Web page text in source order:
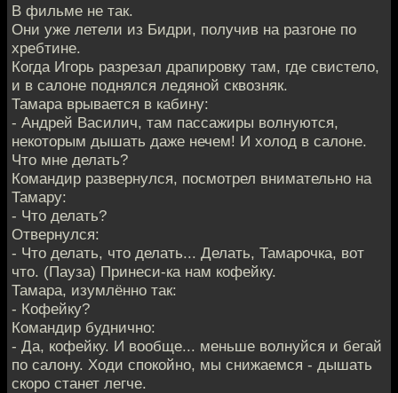
В фильме не так.
Они уже летели из Бидри, получив на разгоне по
хребтине.
Когда Игорь разрезал драпировку там, где свистело,
и в салоне поднялся ледяной сквозняк.
Тамара врывается в кабину:
- Андрей Василич, там пассажиры волнуются,
некоторым дышать даже нечем! И холод в салоне.
Что мне делать?
Командир развернулся, посмотрел внимательно на
Тамару:
- Что делать?
Отвернулся:
- Что делать, что делать... Делать, Тамарочка, вот
что. (Пауза) Принеси-ка нам кофейку.
Тамара, изумлённо так:
- Кофейку?
Командир буднично:
- Да, кофейку. И вообще... меньше волнуйся и бегай
по салону. Ходи спокойно, мы снижаемся - дышать
скоро станет легче.